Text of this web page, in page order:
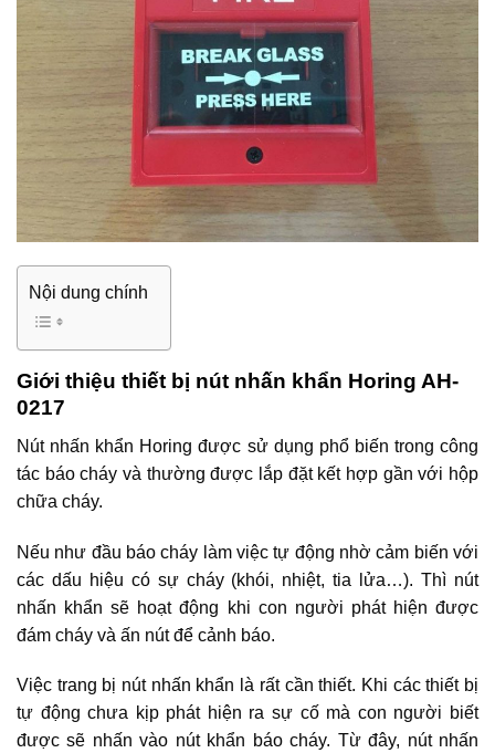
Nội dung chính
Giới thiệu thiết bị nút nhấn khẩn Horing AH-
0217
Nút nhấn khẩn Horing được sử dụng phổ biến trong công
tác báo cháy và thường được lắp đặt kết hợp gần với hộp
chữa cháy.
Nếu như đầu báo cháy làm việc tự động nhờ cảm biến với
các dấu hiệu có sự cháy (khói, nhiệt, tia lửa…). Thì nút
nhấn khẩn sẽ hoạt động khi con người phát hiện được
đám cháy và ấn nút để cảnh báo.
Việc trang bị nút nhấn khẩn là rất cần thiết. Khi các thiết bị
tự động chưa kịp phát hiện ra sự cố mà con người biết
được sẽ nhấn vào nút khẩn báo cháy. Từ đây, nút nhấn